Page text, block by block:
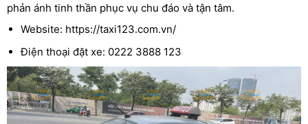
phản ánh tinh thần phục vụ chu đáo và tận tâm.
Website: https://taxi123.com.vn/
Điện thoại đặt xe: 0222 3888 123